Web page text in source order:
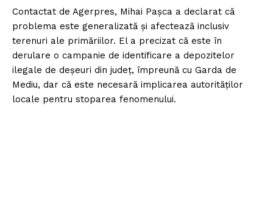
Contactat de Agerpres, Mihai Paşca a declarat că
problema este generalizată şi afectează inclusiv
terenuri ale primăriilor. El a precizat că este în
derulare o campanie de identificare a depozitelor
ilegale de deşeuri din judeţ, împreună cu Garda de
Mediu, dar că este necesară implicarea autorităţilor
locale pentru stoparea fenomenului.